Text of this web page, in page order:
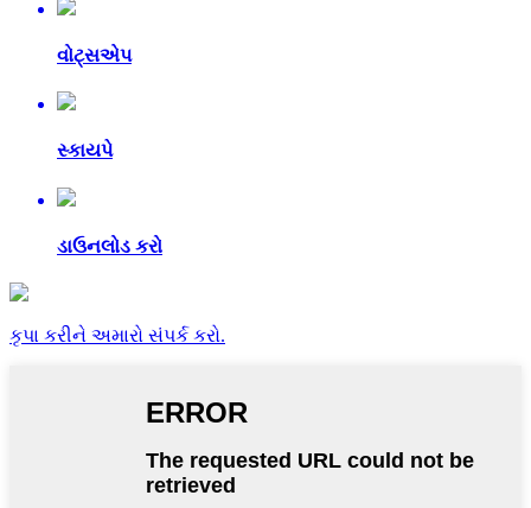
વોટ્સએપ
સ્કાયપે
ડાઉનલોડ કરો
કૃપા કરીને અમારો સંપર્ક કરો.